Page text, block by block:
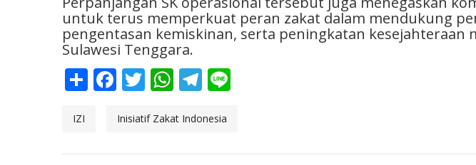
untuk terus memperkuat peran zakat dalam mendukung
pengentasan kemiskinan, serta peningkatan kesejahteraan
Sulawesi Tenggara.
ShareFacebook
Twitter
WhatsApp
Telegram
IZI Inisiatif Zakat Indonesia